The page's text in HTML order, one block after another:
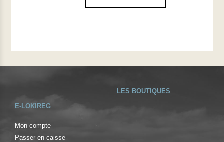
LES BOUTIQUES
E-LOKIREG
Mon compte
Passer en caisse